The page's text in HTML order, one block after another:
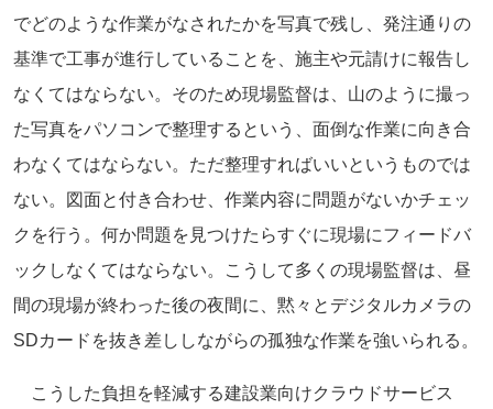
でどのような作業がなされたかを写真で残し、発注通りの
基準で工事が進行していることを、施主や元請けに報告し
なくてはならない。そのため現場監督は、山のように撮っ
た写真をパソコンで整理するという、面倒な作業に向き合
わなくてはならない。ただ整理すればいいというものでは
ない。図面と付き合わせ、作業内容に問題がないかチェッ
クを行う。何か問題を見つけたらすぐに現場にフィードバ
ックしなくてはならない。こうして多くの現場監督は、昼
間の現場が終わった後の夜間に、黙々とデジタルカメラの
SDカードを抜き差ししながらの孤独な作業を強いられる。
こうした負担を軽減する建設業向けクラウドサービス